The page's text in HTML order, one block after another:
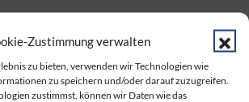
Zustimmung verwalten
zu bieten, verwenden wir Technologien wie
zu speichern und/oder darauf zuzugreifen.
zustimmst, können wir Daten wie das
Beiträge
Fans aufgepasst!